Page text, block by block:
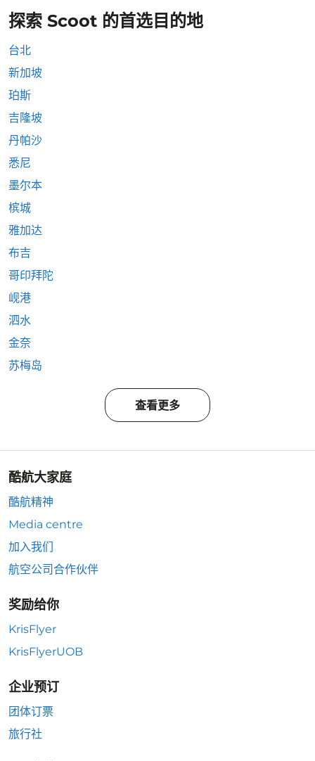
探索 Scoot 的首选目的地
台北
新加坡
珀斯
吉隆坡
丹帕沙
悉尼
墨尔本
槟城
雅加达
布吉
哥印拜陀
岘港
泗水
金奈
苏梅岛
查看更多
酷航大家庭
酷航精神
Media centre
加入我们
航空公司合作伙伴
奖励给你
KrisFlyer
KrisFlyerUOB
企业预订
团体订票
旅行社